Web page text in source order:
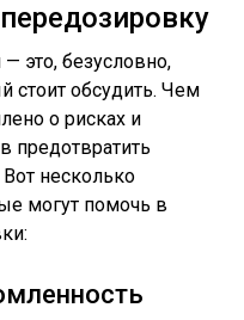
это, безусловно,
стоит обсудить. Чем
о рисках и
предотвратить
Вот несколько
могут помочь в